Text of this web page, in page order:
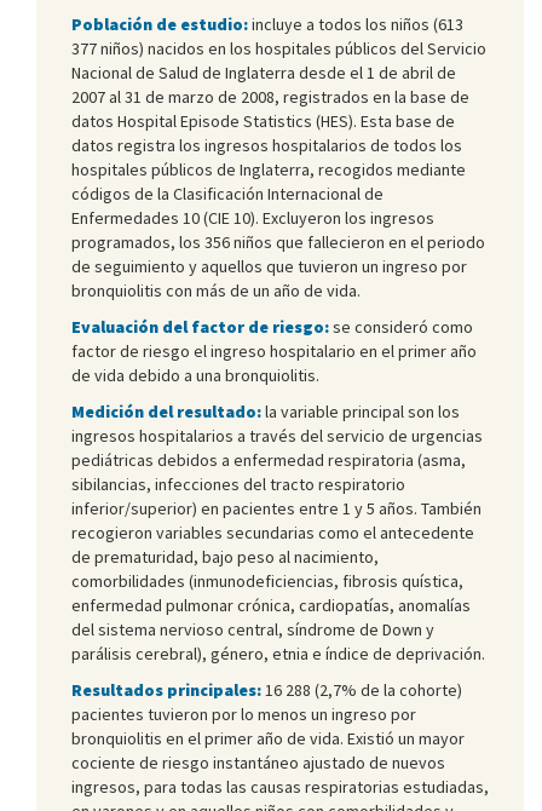
Población de estudio:incluye a todos los niños (613
377 niños) nacidos en los hospitales públicos del Servicio
Nacional de Salud de Inglaterra desde el 1 de abril de
2007 al 31 de marzo de 2008, registrados en la base de
datos Hospital Episode Statistics (HES). Esta base de
datos registra los ingresos hospitalarios de todos los
hospitales públicos de Inglaterra, recogidos mediante
códigos de la Clasificación Internacional de
Enfermedades 10 (CIE 10). Excluyeron los ingresos
programados, los 356 niños que fallecieron en el periodo
de seguimiento y aquellos que tuvieron un ingreso por
bronquiolitis con más de un año de vida.
Evaluación del factor de riesgo:se consideró como
factor de riesgo el ingreso hospitalario en el primer año
de vida debido a una bronquiolitis.
Medición del resultado:la variable principal son los
ingresos hospitalarios a través del servicio de urgencias
pediátricas debidos a enfermedad respiratoria (asma,
sibilancias, infecciones del tracto respiratorio
inferior/superior) en pacientes entre 1 y 5 años. También
recogieron variables secundarias como el antecedente
de prematuridad, bajo peso al nacimiento,
comorbilidades (inmunodeficiencias, fibrosis quística,
enfermedad pulmonar crónica, cardiopatías, anomalías
del sistema nervioso central, síndrome de Down y
parálisis cerebral), género, etnia e índice de deprivación.
Resultados principales: 16 288 (2,7% de la cohorte)
pacientes tuvieron por lo menos un ingreso por
bronquiolitis en el primer año de vida. Existió un mayor
cociente de riesgo instantáneo ajustado de nuevos
ingresos, para todas las causas respiratorias estudiadas,